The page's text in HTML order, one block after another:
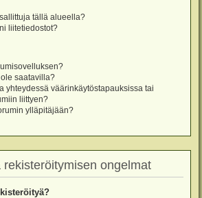
tällä alueella?
liitetiedostot?
saatavilla?
yhteydessä väärinkäytöstapauksissa tai
liittyen?
ylläpitäjään?
rekisteröitymisen ongelmat